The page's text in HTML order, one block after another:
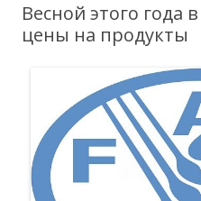
Весной этого года
цены на продукты